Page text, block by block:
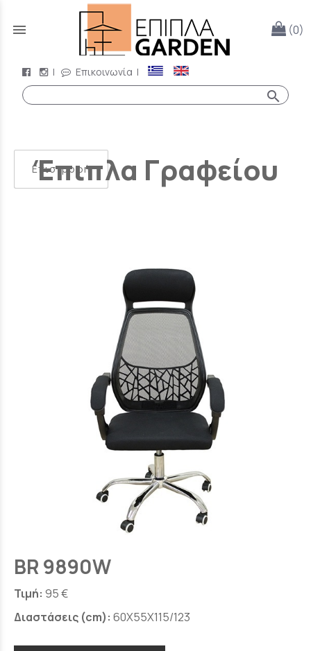
menu (0)
| Επικοινωνία |
search
Έπιπλα Γραφείου
Επιστροφή
BR 9890W
Τιμή: 95 €
Διαστάσεις (cm): 60X55X115/123